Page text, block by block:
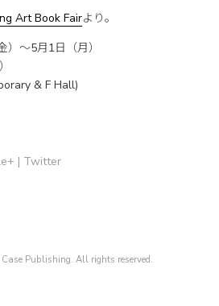
Art Book Fairより。
〜5月1日（月）
& F Hall)
| Twitter
Publishing. All rights reserved.